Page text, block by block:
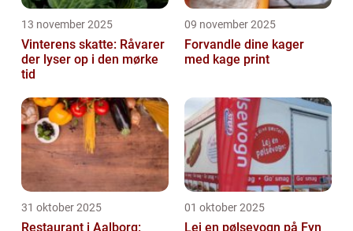
13 november 2025
Vinterens skatte: Råvarer
der lyser op i den mørke
tid
09 november 2025
Forvandle dine kager
med kage print
31 oktober 2025
Restaurant i Aalborg:
01 oktober 2025
Lej en pølsevogn på Fyn